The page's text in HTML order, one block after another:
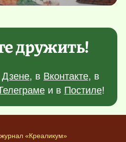
дружить!
Дзене, в Вконтакте, в
и в Постиле!
«Креаликум»